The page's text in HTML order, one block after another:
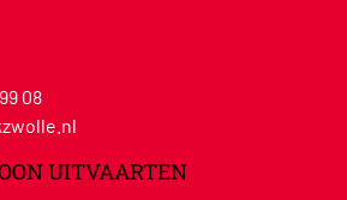
08
UITVAARTEN